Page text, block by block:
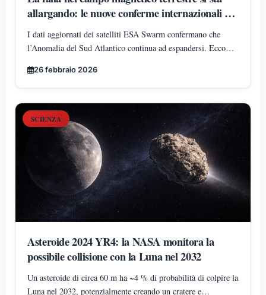
allargando: le nuove conferme internazionali del
2026
I dati aggiornati dei satelliti ESA Swarm confermano che
l’Anomalia del Sud Atlantico continua ad espandersi. Ecco
26 febbraio 2026
SCIENZA
Asteroide 2024 YR4: la NASA monitora la
possibile collisione con la Luna nel 2032
Un asteroide di circa 60 m ha ~4 % di probabilità di colpire la
Luna nel 2032, potenzialmente creando un cratere e